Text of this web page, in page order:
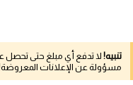
تنبيه! لا تدفع أي مبلغ حتى تحصل
مسؤولة عن الإعلانات